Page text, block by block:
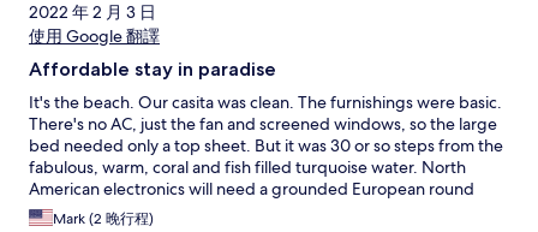
2022 年 2 月 3 日
使用 Google 翻譯
Affordable stay in paradise
It's the beach. Our casita was clean. The furnishings were basic.
There's no AC, just the fan and screened windows, so the large
bed needed only a top sheet. But it was 30 or so steps from the
fabulous, warm, coral and fish filled turquoise water. North
American electronics will need a grounded European round
adapter (i.e. two male prongs and one female slot on the power
Mark (2 晚行程)